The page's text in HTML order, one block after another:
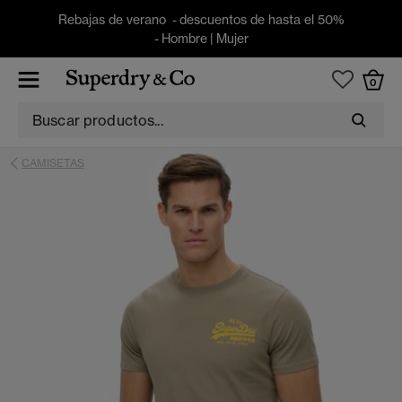
Rebajas de verano - descuentos de hasta el 50%
- Hombre| Mujer
0
CAMISETAS